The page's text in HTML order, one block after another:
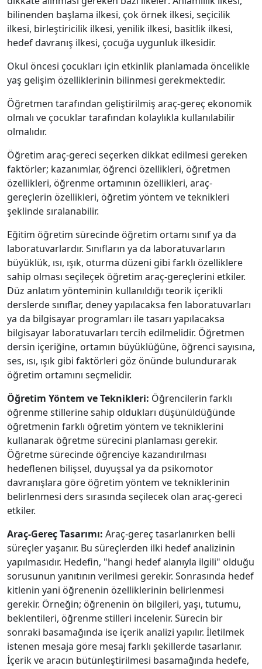
bilinenden başlama ilkesi, çok örnek ilkesi, seçicilik
ilkesi, birleştiricilik ilkesi, yenilik ilkesi, basitlik ilkesi,
hedef davranış ilkesi, çocuğa uygunluk ilkesidir.
Okul öncesi çocukları için etkinlik planlamada öncelikle
yaş gelişim özelliklerinin bilinmesi gerekmektedir.
Öğretmen tarafından geliştirilmiş araç-gereç ekonomik
olmalı ve çocuklar tarafından kolaylıkla kullanılabilir
olmalıdır.
Öğretim araç-gereci seçerken dikkat edilmesi gereken
faktörler; kazanımlar, öğrenci özellikleri, öğretmen
özellikleri, öğrenme ortamının özellikleri, araç-
gereçlerin özellikleri, öğretim yöntem ve teknikleri
şeklinde sıralanabilir.
Eğitim öğretim sürecinde öğretim ortamı sınıf ya da
laboratuvarlardır. Sınıfların ya da laboratuvarların
büyüklük, ısı, ışık, oturma düzeni gibi farklı özelliklere
sahip olması seçileçek öğretim araç-gereçlerini etkiler.
Düz anlatım yönteminin kullanıldığı teorik içerikli
derslerde sınıflar, deney yapılacaksa fen laboratuvarları
ya da bilgisayar programları ile tasarı yapılacaksa
bilgisayar laboratuvarları tercih edilmelidir. Öğretmen
dersin içeriğine, ortamın büyüklüğüne, öğrenci sayısına,
ses, ısı, ışık gibi faktörleri göz önünde bulundurarak
öğretim ortamını seçmelidir.
Öğretim Yöntem ve Teknikleri: Öğrencilerin farklı
öğrenme stillerine sahip oldukları düşünüldüğünde
öğretmenin farklı öğretim yöntem ve tekniklerini
kullanarak öğretme sürecini planlaması gerekir.
Öğretme sürecinde öğrenciye kazandırılması
hedeflenen bilişsel, duyuşsal ya da psikomotor
davranışlara göre öğretim yöntem ve tekniklerinin
belirlenmesi ders sırasında seçilecek olan araç-gereci
etkiler.
Araç-Gereç Tasarımı: Araç-gereç tasarlanırken belli
süreçler yaşanır. Bu süreçlerden ilki hedef analizinin
yapılmasıdır. Hedefin, "hangi hedef alanıyla ilgili" olduğu
sorusunun yanıtının verilmesi gerekir. Sonrasında hedef
kitlenin yani öğrenenin özelliklerinin belirlenmesi
gerekir. Örneğin; öğrenenin ön bilgileri, yaşı, tutumu,
beklentileri, öğrenme stilleri incelenir. Sürecin bir
sonraki basamağında ise içerik analizi yapılır. İletilmek
istenen mesaja göre mesaj farklı şekillerde tasarlanır.
İçerik ve aracın bütünleştirilmesi basamağında hedefe,